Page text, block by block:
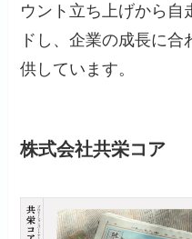
ウント立ち上げから自
ドし、企業の成長に
供しています。
株式会社共栄コア